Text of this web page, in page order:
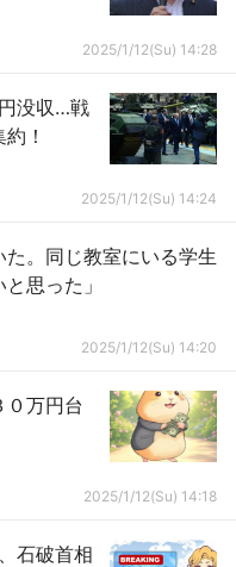
2025/1/12(Su) 14:28
没収…戦
！
2025/1/12(Su) 14:24
。同じ教室にいる学生
思った」
2025/1/12(Su) 14:20
万円台
2025/1/12(Su) 14:18
石破首相